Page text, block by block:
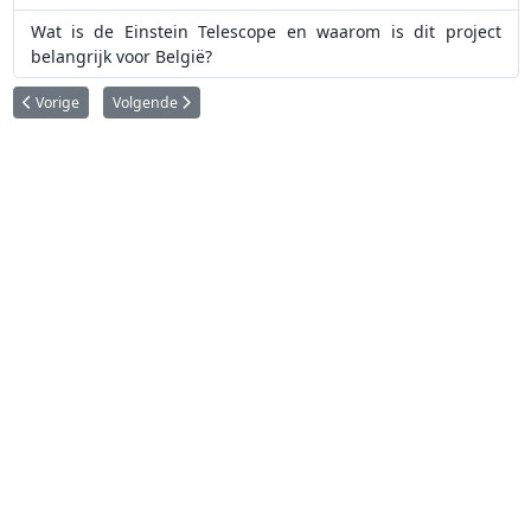
Wat is de Einstein Telescope en waarom is dit project
belangrijk voor België?
Vorig artikel: Hittegolven op de zon
Vorige Volgende artikel: Belgische astronomen ontdekken
Volgende